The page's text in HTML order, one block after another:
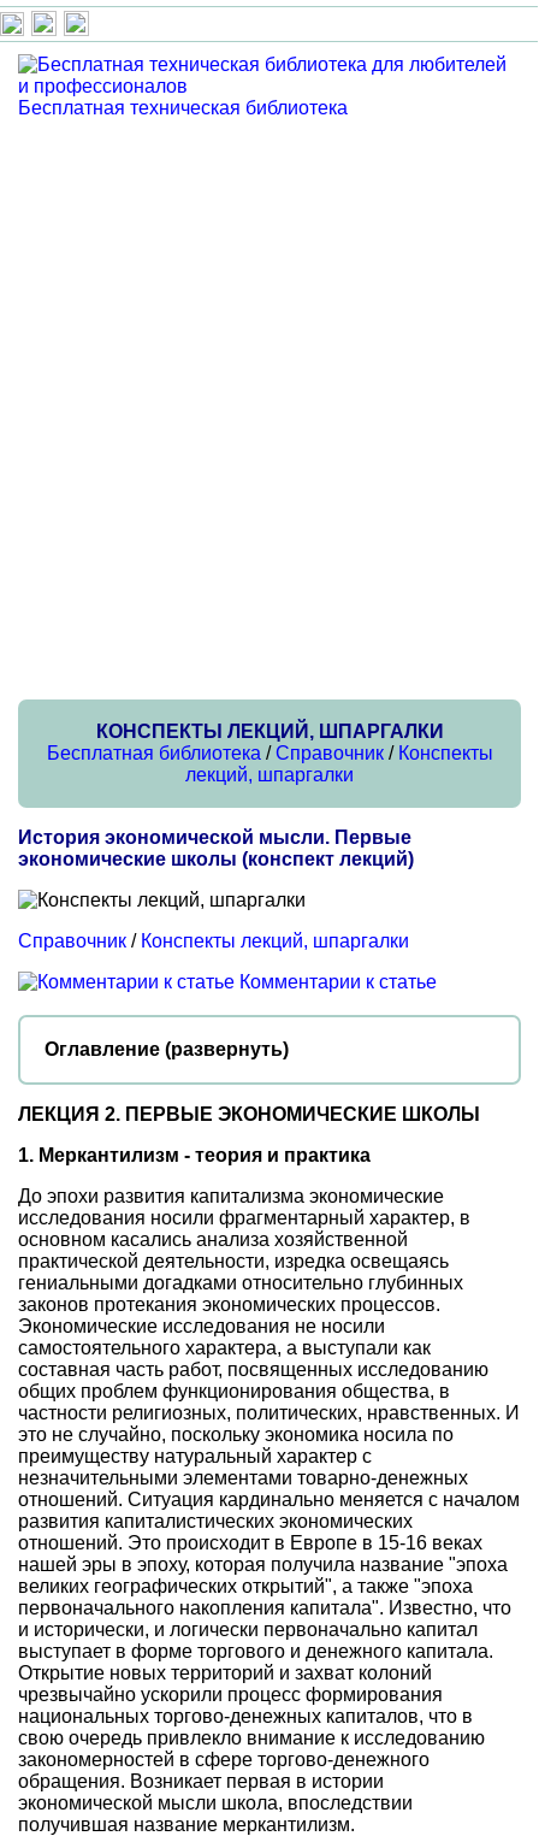
Бесплатная техническая библиотека
КОНСПЕКТЫ ЛЕКЦИЙ, ШПАРГАЛКИ
Бесплатная библиотека /Справочник/ Конспекты
лекций, шпаргалки
История экономической мысли. Первые
экономические школы (конспект лекций)
Справочник / Конспекты лекций, шпаргалки
Комментарии к статье
Оглавление (развернуть)
ЛЕКЦИЯ 2. ПЕРВЫЕ ЭКОНОМИЧЕСКИЕ ШКОЛЫ
1. Меркантилизм - теория и практика
До эпохи развития капитализма экономические
исследования носили фрагментарный характер, в
основном касались анализа хозяйственной
практической деятельности, изредка освещаясь
гениальными догадками относительно глубинных
законов протекания экономических процессов.
Экономические исследования не носили
самостоятельного характера, а выступали как
составная часть работ, посвященных исследованию
общих проблем функционирования общества, в
частности религиозных, политических, нравственных. И
это не случайно, поскольку экономика носила по
преимуществу натуральный характер с
незначительными элементами товарно-денежных
отношений. Ситуация кардинально меняется с началом
развития капиталистических экономических
отношений. Это происходит в Европе в 15-16 веках
нашей эры в эпоху, которая получила название "эпоха
великих географических открытий", а также "эпоха
первоначального накопления капитала". Известно, что
и исторически, и логически первоначально капитал
выступает в форме торгового и денежного капитала.
Открытие новых территорий и захват колоний
чрезвычайно ускорили процесс формирования
национальных торгово-денежных капиталов, что в
свою очередь привлекло внимание к исследованию
закономерностей в сфере торгово-денежного
обращения. Возникает первая в истории
экономической мысли школа, впоследствии
получившая название меркантилизм.